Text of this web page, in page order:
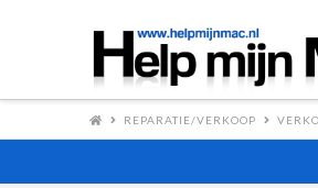
REPARATIE/VERKOOP